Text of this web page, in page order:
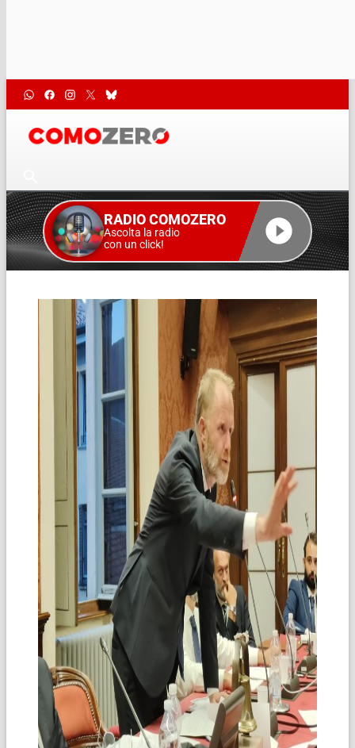
RADIO COMOZERO
Ascolta la radio
con un click!